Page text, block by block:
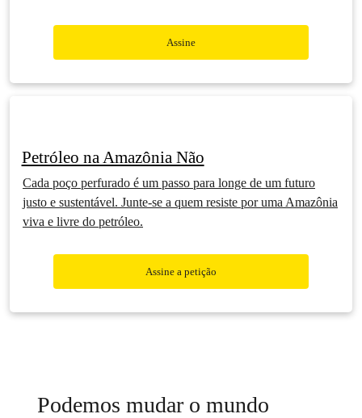
Assine
Petróleo na Amazônia Não
Cada poço perfurado é um passo para longe de um futuro
justo e sustentável. Junte-se a quem resiste por uma Amazônia
viva e livre do petróleo.
Assine a petição
Podemos mudar o mundo